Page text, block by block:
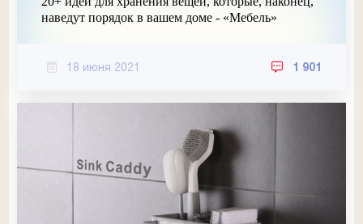
наведут порядок в вашем доме - «Мебель»
18 июня 2021 1 901